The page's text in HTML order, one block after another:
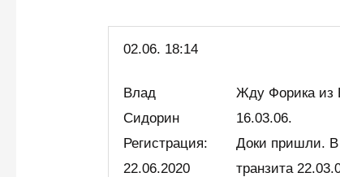
02.06. 18:14
Влад
Сидорин
Регистрация:
22.06.2020
Жду Форика из
16.03.06.
Доки пришли. В
транзита